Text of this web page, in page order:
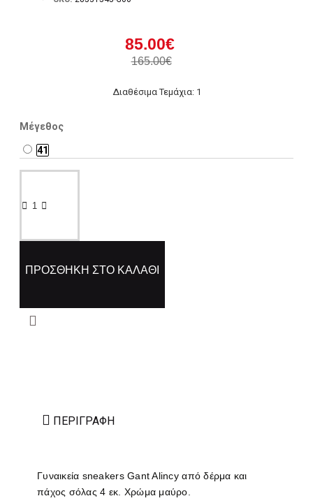
85.00€
165.00€
Διαθέσιμα Τεμάχια: 1
Μέγεθος
41
ΠΡΟΣΘΉΚΗ ΣΤΟ ΚΑΛΆΘΙ
ΠΕΡΙΓΡΑΦΉ
Γυναικεία sneakers Gant Alincy από δέρμα και
πάχος σόλας 4 εκ. Χρώμα μαύρο.